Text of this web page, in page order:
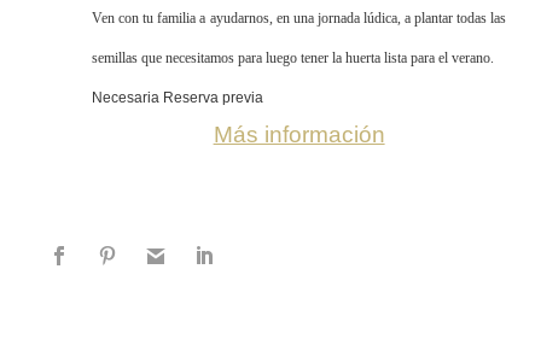
Ven con tu familia a ayudarnos, en una jornada lúdica, a plantar todas las
semillas que necesitamos para luego tener la huerta lista para el verano.
Necesaria Reserva previa
Más información